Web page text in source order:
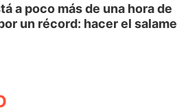
a poco más de una hora de
un récord: hacer el